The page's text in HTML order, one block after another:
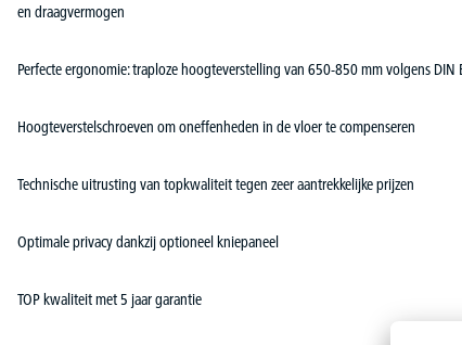
en draagvermogen
Perfecte ergonomie: traploze hoogteverstelling van 650-850 mm volgens DIN
Hoogteverstelschroeven om oneffenheden in de vloer te compenseren
Technische uitrusting van topkwaliteit tegen zeer aantrekkelijke prijzen
Optimale privacy dankzij optioneel kniepaneel
TOP kwaliteit met 5 jaar garantie